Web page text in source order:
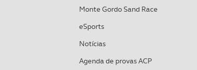
Monte Gordo Sand Race
eSports
Notícias
Agenda de provas ACP